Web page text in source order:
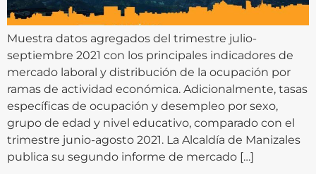
Muestra datos agregados del trimestre julio-
septiembre 2021 con los principales indicadores de
mercado laboral y distribución de la ocupación por
ramas de actividad económica. Adicionalmente, tasas
específicas de ocupación y desempleo por sexo,
grupo de edad y nivel educativo, comparado con el
trimestre junio-agosto 2021. La Alcaldía de Manizales
publica su segundo informe de mercado […]